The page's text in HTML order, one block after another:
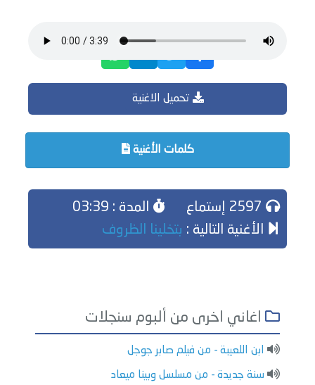
تحميل الاغنية
كلمات الأغنية
المدة : 03:39
الأغنية التالية : بتخلينا الظروف
اغاني اخرى من ألبوم سنجلات
ابن اللعيبة - من فيلم صابر جوجل
سنة جديدة - من مسلسل وبينا ميعاد